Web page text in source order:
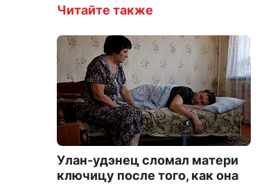
Читайте также
Улан-удэнец сломал матери
ключицу после того, как она